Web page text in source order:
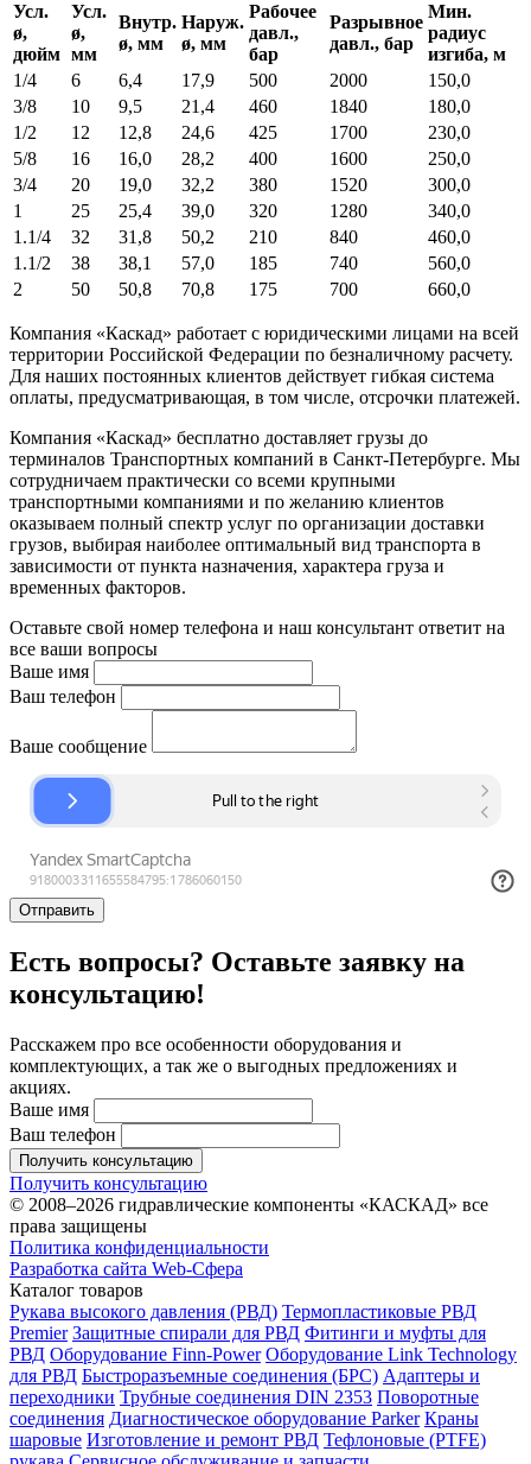
Усл.
ø,
дюйм
Усл.
ø,
мм
Внутр.
ø, мм
Наруж.
ø, мм
Рабочее
давл.,
бар
Разрывное
давл., бар
Мин.
радиус
изгиба, м
1/4
6 6,4 17,9 500 2000
150,0
3/8
10 9,5 21,4 460 1840 180,0
1/2
12 12,8 24,6 425 1700 230,0
5/8
16 16,0 28,2 400 1600
250,0
3/4
20 19,0 32,2 380 1520 300,0
1
25 25,4 39,0 320 1280 340,0
1.1/4
32 31,8 50,2 210 840 460,0
1.1/2
38 38,1 57,0 185 740 560,0
2
50 50,8 70,8 175 700 660,0
Компания «Каскад» работает с юридическими лицами на всей
территории Российской Федерации по безналичному расчету.
Для наших постоянных клиентов действует гибкая система
оплаты, предусматривающая, в том числе, отсрочки платежей.
Компания «Каскад» бесплатно доставляет грузы до
терминалов Транспортных компаний в Санкт-Петербурге. Мы
сотрудничаем практически со всеми крупными
транспортными компаниями и по желанию клиентов
оказываем полный спектр услуг по организации доставки
грузов, выбирая наиболее оптимальный вид транспорта в
зависимости от пункта назначения, характера груза и
временных факторов.
Оставьте свой номер телефона и наш консультант ответит на
все ваши вопросы
Ваше имя
Ваш телефон
Ваше сообщение
Отправить
Есть вопросы? Оставьте заявку на
консультацию!
Расскажем про все особенности оборудования и
комплектующих, а так же о выгодных предложениях и
акциях.
Ваше имя
Ваш телефон
Получить консультацию
Получить консультацию
© 2008–2026 гидравлические компоненты «КАСКАД» все
права защищены
Политика конфиденциальности
Разработка сайта Web-Сфера
Каталог товаров
Рукава высокого давления (РВД) Термопластиковые РВД
Premier Защитные спирали для РВД Фитинги и муфты для
РВД Оборудование Finn-Power Оборудование Link Technology
для РВД Быстроразъемные соединения (БРС) Адаптеры и
переходники Трубные соединения DIN 2353 Поворотные
соединения Диагностическое оборудование Parker Краны
шаровые Изготовление и ремонт РВД Тефлоновые (PTFE)